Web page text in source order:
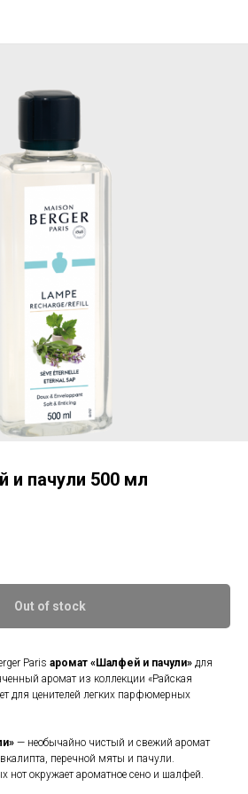
пачули 500 мл
Out of stock
Paris аромат «Шалфей и пачули» для
аромат из коллекции «Райская
для ценителей легких парфюмерных
— необычайно чистый и свежий аромат
перечной мяты и пачули.
нот окружает ароматное сено и шалфей.